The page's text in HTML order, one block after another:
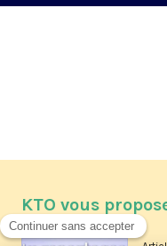
KTO vous